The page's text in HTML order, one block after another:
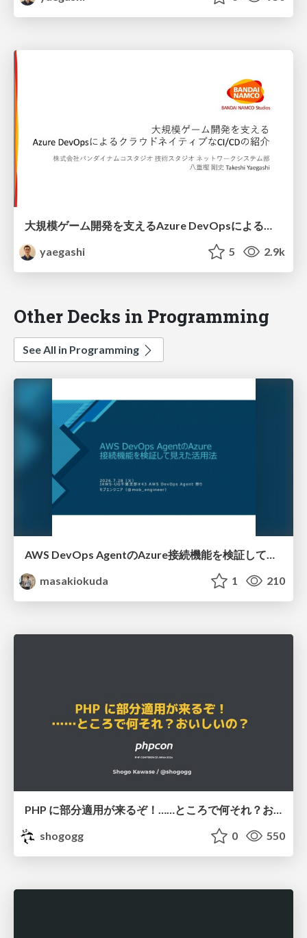
大規模ゲーム開発を支える Azure DevOpsによるクラウドネイティブなCI/CDの紹介
yaegashi
5 2.9k
Other Decks in Programming
See All in Programming
masakiokuda
1 210
PHP に部分適用が来るぞ！……ところで何それ？おいしいの？ #phpcon / phpcon-2026
shogogg
0 550